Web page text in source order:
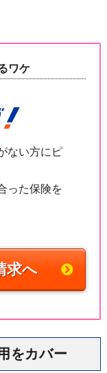
ワケ
ない方にピ
った保険を
求へ
をカバー